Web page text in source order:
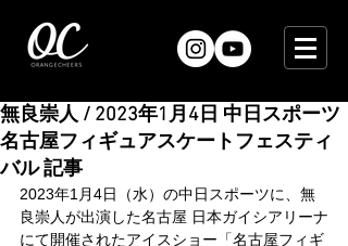
無良崇人 / 2023年1月4日 中日スポーツ
名古屋フィギュアスケートフェスティ
バル 記事
2023年1月4日（水）の中日スポーツに、無
良崇人が出演した名古屋 日本ガイシアリーナ
にて開催されたアイスショー「名古屋フィギ